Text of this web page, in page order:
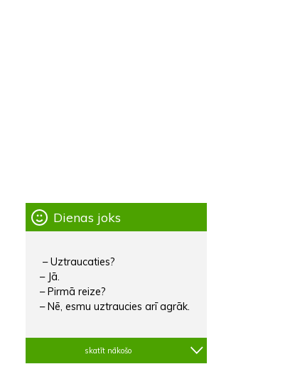
Dienas joks
– Uztraucaties?
– Jā.
– Pirmā reize?
– Nē, esmu uztraucies arī agrāk.
skatīt nākošo